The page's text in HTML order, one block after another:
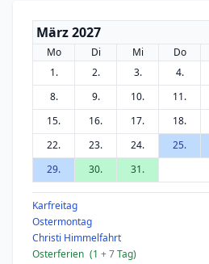
März 2027
Mo Di Mi Do
1.
2. 3. 4.
8.
9. 10. 11.
15.
16. 17. 18.
22.
23. 24. 25.
29.
30. 31.
Karfreitag
Ostermontag
Christi Himmelfahrt
Osterferien (1 + 7Tag)